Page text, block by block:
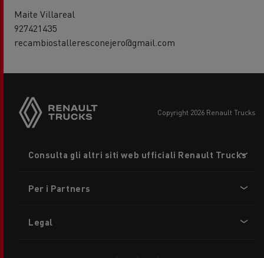
Maite Villareal
927421435
recambiostalleresconejero@gmail.com
copyright 2026 Renault Trucks
menu
Consulta gli altri siti web ufficiali Renault Trucks
Per i Partners
Legal